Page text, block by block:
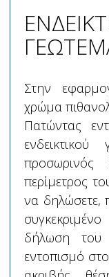
Στην
χρώμα
Πατώντας
περίμετρος
να δηλώσετε,
δήλωση του
εντοπισμό